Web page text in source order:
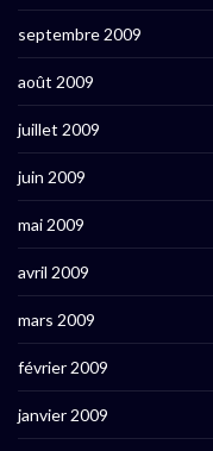
septembre 2009
août 2009
juillet 2009
juin 2009
mai 2009
avril 2009
mars 2009
février 2009
janvier 2009